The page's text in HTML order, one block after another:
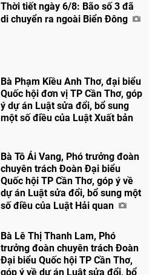
Thời tiết ngày 6/8: Bão số 3 đã
di chuyển ra ngoài Biển Đông
Bà Phạm Kiều Anh Thơ, đại biểu
Quốc hội đơn vị TP Cần Thơ, góp
ý dự án Luật sửa đổi, bổ sung
một số điều của Luật Xuất bản
Bà Tô Ái Vang, Phó trưởng đoàn
chuyên trách Đoàn Đại biểu
Quốc hội TP Cần Thơ, góp ý về
dự án Luật sửa đổi, bổ sung một
số điều của Luật Hải quan
Bà Lê Thị Thanh Lam, Phó
trưởng đoàn chuyên trách Đoàn
Đại biểu Quốc hội TP Cần Thơ,
góp ý về dự án Luật sửa đổi, bổ